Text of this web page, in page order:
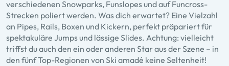
verschiedenen Snowparks, Funslopes und auf Funcross-
Strecken poliert werden. Was dich erwartet? Eine Vielzahl
an Pipes, Rails, Boxen und Kickern, perfekt präpariert für
spektakuläre Jumps und lässige Slides. Achtung: vielleicht
triffst du auch den ein oder anderen Star aus der Szene – in
den fünf Top-Regionen von Ski amadé keine Seltenheit!